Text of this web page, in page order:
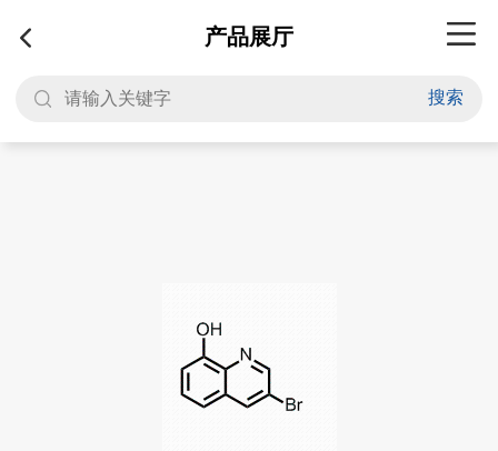
产品展厅
搜索